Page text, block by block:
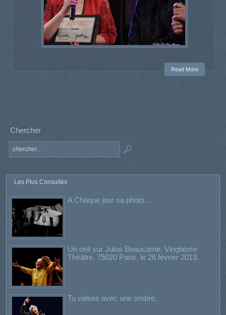
Read More
Chercher
Les Plus Consultés
A Chaque jour sa photo…
Un oeil sur Julos Beaucarne. Vingtième
Théâtre, 75020 Paris, le 26 février 2013.
Tu valses avec une ombre.